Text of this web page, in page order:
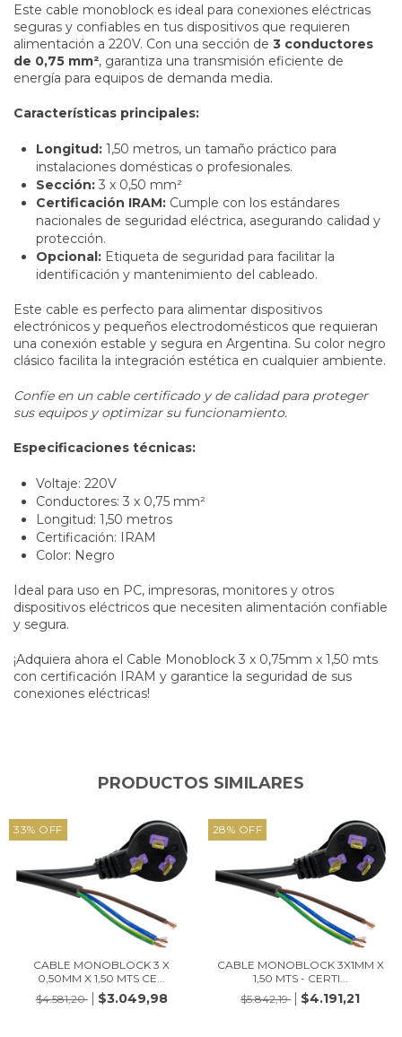
Este cable monoblock es ideal para conexiones eléctricas
seguras y confiables en tus dispositivos que requieren
alimentación a 220V. Con una sección de 3 conductores
de 0,75 mm², garantiza una transmisión eficiente de
energía para equipos de demanda media.
Características principales:
Longitud: 1,50 metros, un tamaño práctico para
instalaciones domésticas o profesionales.
Sección: 3 x 0,50 mm²
Certificación IRAM: Cumple con los estándares
nacionales de seguridad eléctrica, asegurando calidad y
protección.
Opcional: Etiqueta de seguridad para facilitar la
identificación y mantenimiento del cableado.
Este cable es perfecto para alimentar dispositivos
electrónicos y pequeños electrodomésticos que requieran
una conexión estable y segura en Argentina. Su color negro
clásico facilita la integración estética en cualquier ambiente.
Confíe en un cable certificado y de calidad para proteger
sus equipos y optimizar su funcionamiento.
Especificaciones técnicas:
Voltaje: 220V
Conductores: 3 x 0,75 mm²
Longitud: 1,50 metros
Certificación: IRAM
Color: Negro
Ideal para uso en PC, impresoras, monitores y otros
dispositivos eléctricos que necesiten alimentación confiable
y segura.
¡Adquiera ahora el Cable Monoblock 3 x 0,75mm x 1,50 mts
con certificación IRAM y garantice la seguridad de sus
conexiones eléctricas!
PRODUCTOS SIMILARES
33% OFF
CABLE MONOBLOCK 3 X
0,50MM X 1,50 MTS CE...
$4.581,20
$3.049,98
28% OFF
CABLE MONOBLOCK 3X1MM X
1,50 MTS - CERTI...
$5.842,19
$4.191,21